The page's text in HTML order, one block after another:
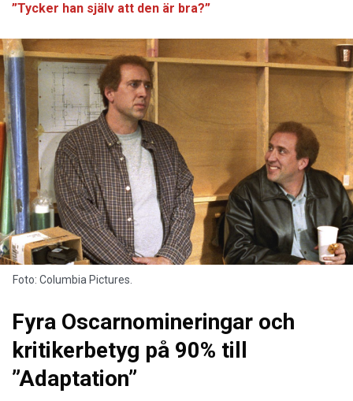
”Tycker han själv att den är bra?”
Foto: Columbia Pictures.
Fyra Oscarnomineringar och
kritikerbetyg på 90% till
”Adaptation”